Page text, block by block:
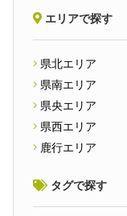
エリアで探す
県北エリア
県南エリア
県央エリア
県西エリア
鹿行エリア
タグで探す